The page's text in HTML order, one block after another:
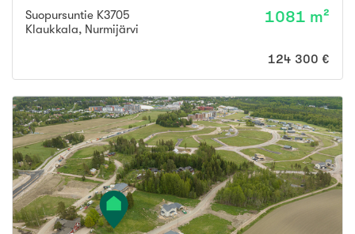
Suopursuntie K3705
Klaukkala, Nurmijärvi
1081 m²
124 300 €